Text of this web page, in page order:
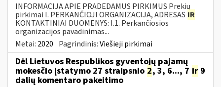
INFORMACIJA APIE PRADEDAMUS PIRKIMUS Prekių
pirkimai I. PERKANČIOJI ORGANIZACIJA, ADRESAS IR
KONTAKTINIAI DUOMENYS: I.1. Perkančiosios
organizacijos pavadinimas...
Metai: 2020 Pagrindinis:Viešieji pirkimai
Dėl Lietuvos Respublikos gyventojų pajamų
mokesčio įstatymo 27 straipsnio 2, 3, 6..., 7 ir 9
dalių komentaro pakeitimo